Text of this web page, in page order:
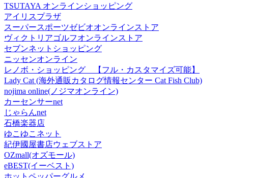
TSUTAYA オンラインショッピング
アイリスプラザ
スーパースポーツゼビオオンラインストア
ヴィクトリアゴルフオンラインストア
セブンネットショッピング
ニッセンオンライン
レノボ・ショッピング 【フル・カスタマイズ可能】
Lady Cat (海外通販カタログ情報センター Cat Fish Club)
nojima online(ノジマオンライン)
カーセンサーnet
じゃらんnet
石橋楽器店
ゆこゆこネット
紀伊國屋書店ウェブストア
OZmall(オズモール)
eBEST(イーベスト)
ホットペッパーグルメ